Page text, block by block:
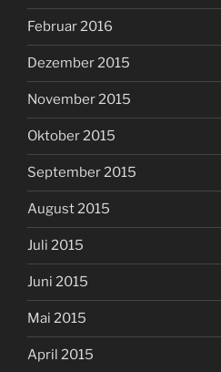
Februar 2016
Dezember 2015
November 2015
Oktober 2015
September 2015
August 2015
Juli 2015
Juni 2015
Mai 2015
April 2015